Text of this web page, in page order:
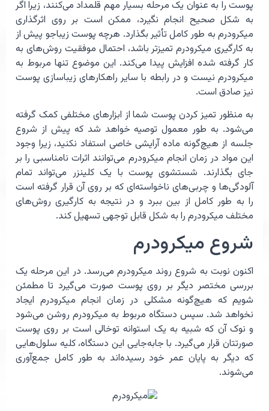
پوست را به عنوان یک مرحله بسیار مهم قلمداد می‌کنند، زیرا اگر
به شکل صحیح انجام نگیرد، ممکن است بر روی اثرگذاری
میکرودرم به طور کامل تأثیر بگذارد. هرچه پوست زیباجو پیش از
به کارگیری میکرودرم تمیزتر باشد، احتمال موفقیت روش‌های به
کار گرفته شده افزایش پیدا می‌کند. این موضوع تنها مربوط به
میکرودرم نیست و در رابطه با سایر راهکارهای زیباسازی پوست
نیز صادق است.
به منظور تمیز کردن پوست شما از ابزارهای مختلفی کمک گرفته
می‌شود. به طور معمول توصیه خواهد شد که پیش از شروع
جلسه از هیچ‌گونه ماده آرایشی خاصی استفاد نکنید،‌ زیرا وجود
این مواد در زمان انجام میکرودرم می‌توانند اثرات نامناسبی را بر
جای بگذارند. شستشوی پوست با یک کلینزر می‌تواند تمام
آلودگی‌ها و چربی‌های ناخواسته‌ای که بر روی آن قرار گرفته است
را به طور کامل از بین ببرد و در نتیجه به کارگیری روش‌های
مختلف میکرودرم را به شکل قابل توجهی تسهیل کند.
شروع میکرودرم
اکنون نوبت به شروع روند میکرودرم می‌رسد. در این مرحله یک
بررسی مختصر دیگر بر روی پوست صورت می‌گیرد تا مطمئن
شویم که هیچ‌گونه مشکلی در زمان انجام میکرودرم ایجاد
نخواهد شد. سپس دستگاه مربوط به میکرودرم روشن می‌شود
و نوک آن که شبیه به یک استوانه توخالی است بر روی پوست
صورتتان قرار می‌‌گیرد. با جابه‌جایی این دستگاه، کلیه سلول‌هایی
که دیگر به پایان عمر خود رسیده‌اند به طور کامل جمع‌آوری
می‌شوند.